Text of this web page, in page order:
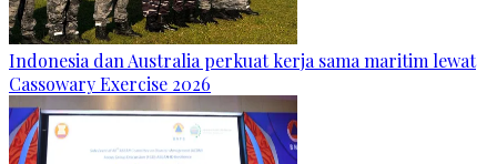
Indonesia dan Australia perkuat kerja sama maritim lewat
Cassowary Exercise 2026